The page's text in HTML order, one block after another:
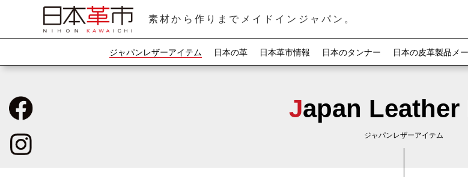
素材から作りまでメイドインジャパン。
ジャパンレザーアイテム 日本の革 日本革市情報 日本のタンナー 日本の皮革製品メ
Japan
ジャパンレザーアイテム